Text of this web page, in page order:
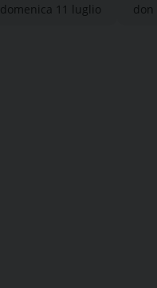
domenica 11 luglio don